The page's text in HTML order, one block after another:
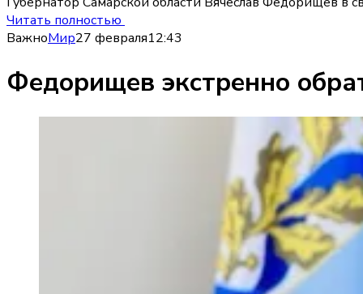
Читать полностью
ВажноМир27 февраля12:43
Федорищев экстренно